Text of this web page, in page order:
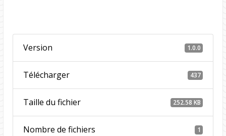
Version 1.0.0
Télécharger 437
Taille du fichier 252.58 KB
Nombre de fichiers 1